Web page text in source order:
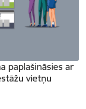
paplašināsies ar
vietņu